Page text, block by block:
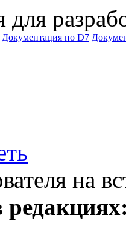
Документация по D7
на